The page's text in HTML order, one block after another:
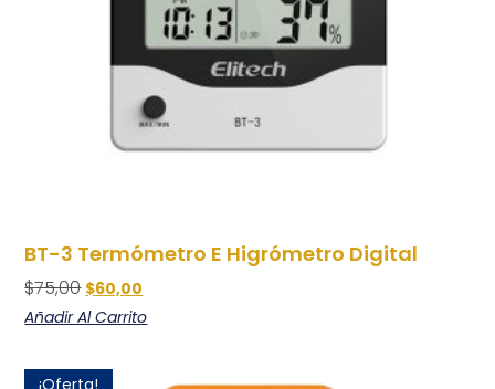
BT-3 Termómetro E Higrómetro Digital
$75,00 $60,00
Añadir Al Carrito